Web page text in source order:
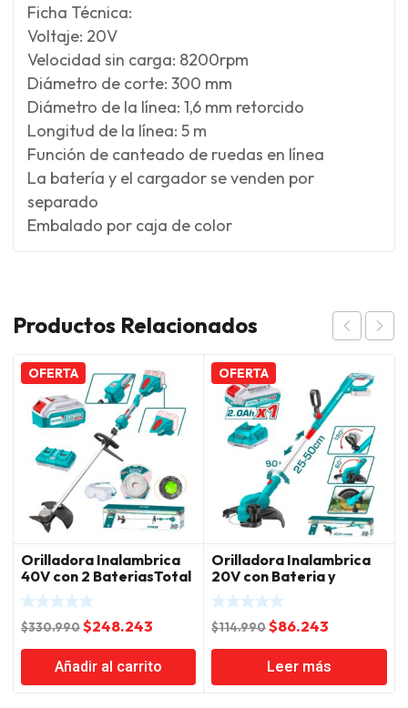
Ficha Técnica:
Voltaje: 20V
Velocidad sin carga: 8200rpm
Diámetro de corte: 300 mm
Diámetro de la línea: 1,6 mm retorcido
Longitud de la línea: 5 m
Función de canteado de ruedas en línea
La batería y el cargador se venden por
separado
Embalado por caja de color
Productos Relacionados
OFERTA
Orilladora Inalambrica
40V con 2 BateriasTotal
$330.990El
precio
original
era:
$248.243
precio
actual
es:
Añadir al carrito
OFERTA
Orilladora Inalambrica
20V con Bateria y
Cargador Total
$114.990El
precio
original
era:
$86.243
precio
actual
es:
Leer más